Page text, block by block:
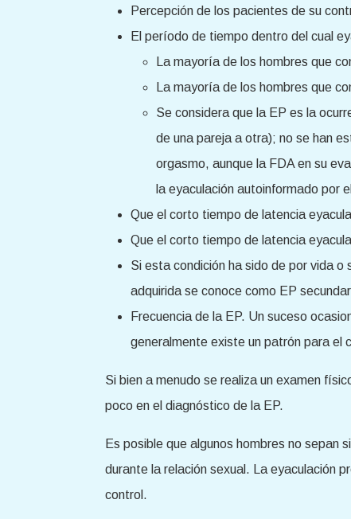
Percepción de los pacientes de su
El período de tiempo dentro del cual
La mayoría de los hombres que
La mayoría de los hombres que
Se considera que la EP es la
de una pareja a otra); no se han
orgasmo, aunque la FDA en su
la eyaculación autoinformado por
Que el corto tiempo de latencia
Que el corto tiempo de latencia
Si esta condición ha sido de por vida
adquirida se conoce como EP
Frecuencia de la EP. Un suceso
generalmente existe un patrón para el
Si bien a menudo se realiza un examen
poco en el diagnóstico de la EP.
Es posible que algunos hombres no sepan
durante la relación sexual. La eyaculación
control.